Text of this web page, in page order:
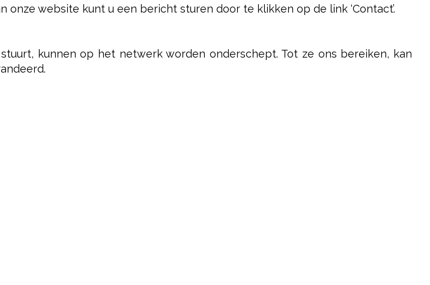
website kunt u een bericht sturen door te klikken op de link ‘Contact’.
kunnen op het netwerk worden onderschept. Tot ze ons bereiken, kan